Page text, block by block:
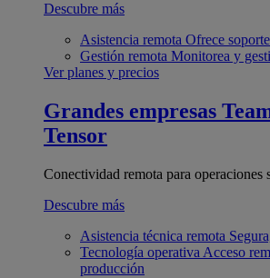
Descubre más
Asistencia remota Ofrece
Gestión remota Monitorea y
Ver planes y precios
Grandes empresas
Tensor
Conectividad remota para operaciones
Descubre más
Asistencia técnica remota
Tecnología operativa Acceso
producción